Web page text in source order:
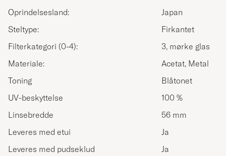
Oprindelsesland:
Japan
Steltype:
Firkantet
Filterkategori (0-4):
3, mørke glas
Materiale:
Acetat, Metal
Toning
Blåtonet
UV-beskyttelse
100 %
Linsebredde
56 mm
Leveres med etui
Ja
Leveres med pudseklud
Ja